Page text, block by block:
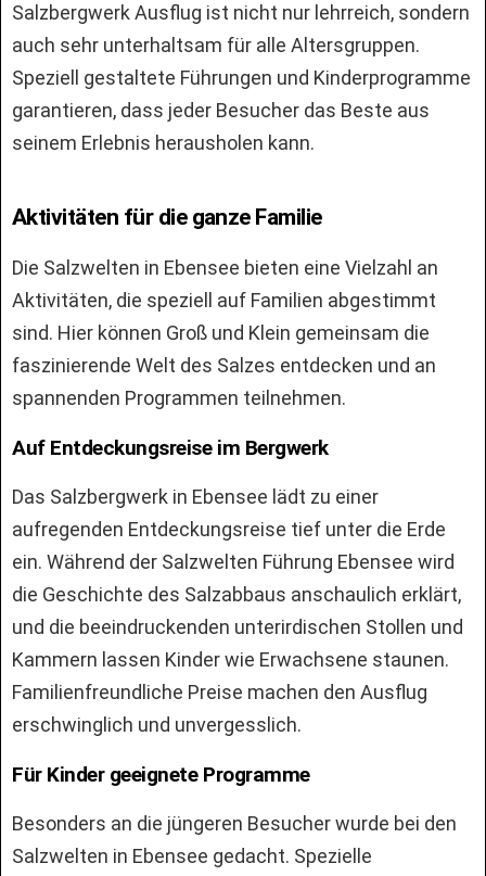
Salzbergwerk Ausflug ist nicht nur lehrreich, sondern
auch sehr unterhaltsam für alle Altersgruppen.
Speziell gestaltete Führungen und Kinderprogramme
garantieren, dass jeder Besucher das Beste aus
seinem Erlebnis herausholen kann.
Aktivitäten für die ganze Familie
Die Salzwelten in Ebensee bieten eine Vielzahl an
Aktivitäten, die speziell auf Familien abgestimmt
sind. Hier können Groß und Klein gemeinsam die
faszinierende Welt des Salzes entdecken und an
spannenden Programmen teilnehmen.
Auf Entdeckungsreise im Bergwerk
Das Salzbergwerk in Ebensee lädt zu einer
aufregenden Entdeckungsreise tief unter die Erde
ein. Während der Salzwelten Führung Ebensee wird
die Geschichte des Salzabbaus anschaulich erklärt,
und die beeindruckenden unterirdischen Stollen und
Kammern lassen Kinder wie Erwachsene staunen.
Familienfreundliche Preise machen den Ausflug
erschwinglich und unvergesslich.
Für Kinder geeignete Programme
Besonders an die jüngeren Besucher wurde bei den
Salzwelten in Ebensee gedacht. Spezielle